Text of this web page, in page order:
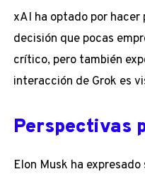
xAI ha optado por
decisión que pocas
crítico, pero también
interacción de Grok es
Perspectivas
Elon Musk ha